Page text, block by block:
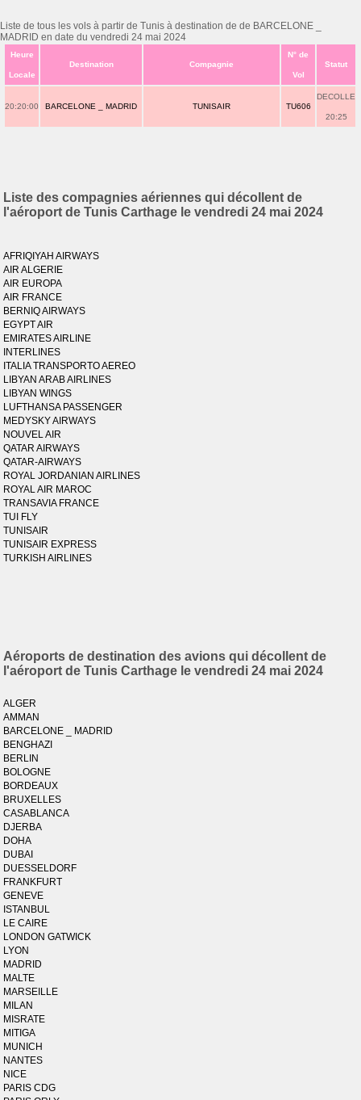
Liste de tous les vols à partir de Tunis à destination de de BARCELONE _
MADRID en date du vendredi 24 mai 2024
Heure
Locale
Destination Compagnie
N° de
Vol
Statut
20:20:00 BARCELONE _ MADRID TUNISAIR TU606
DECOLLE
20:25
Liste des compagnies aériennes qui décollent de
l'aéroport de Tunis Carthage le vendredi 24 mai 2024
AFRIQIYAH AIRWAYS
AIR ALGERIE
AIR EUROPA
AIR FRANCE
BERNIQ AIRWAYS
EGYPT AIR
EMIRATES AIRLINE
INTERLINES
ITALIA TRANSPORTO AEREO
LIBYAN ARAB AIRLINES
LIBYAN WINGS
LUFTHANSA PASSENGER
MEDYSKY AIRWAYS
NOUVEL AIR
QATAR AIRWAYS
QATAR-AIRWAYS
ROYAL JORDANIAN AIRLINES
ROYAL AIR MAROC
TRANSAVIA FRANCE
TUI FLY
TUNISAIR
TUNISAIR EXPRESS
TURKISH AIRLINES
Aéroports de destination des avions qui décollent de
l'aéroport de Tunis Carthage le vendredi 24 mai 2024
ALGER
AMMAN
BARCELONE _ MADRID
BENGHAZI
BERLIN
BOLOGNE
BORDEAUX
BRUXELLES
CASABLANCA
DJERBA
DOHA
DUBAI
DUESSELDORF
FRANKFURT
GENEVE
ISTANBUL
LE CAIRE
LONDON GATWICK
LYON
MADRID
MALTE
MARSEILLE
MILAN
MISRATE
MITIGA
MUNICH
NANTES
NICE
PARIS CDG